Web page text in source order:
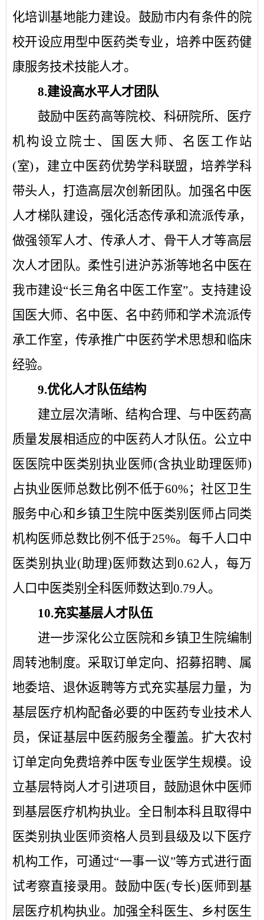
化培训基地能力建设。鼓励市内有条件的院
校开设应用型中医药类专业，培养中医药健
康服务技术技能人才。
8.建设高水平人才团队
鼓励中医药高等院校、科研院所、医疗
机构设立院士、国医大师、名医工作站
(室)，建立中医药优势学科联盟，培养学科
带头人，打造高层次创新团队。加强名中医
人才梯队建设，强化活态传承和流派传承，
做强领军人才、传承人才、骨干人才等高层
次人才团队。柔性引进沪苏浙等地名中医在
我市建设“长三角名中医工作室”。支持建设
国医大师、名中医、名中药师和学术流派传
承工作室，传承推广中医药学术思想和临床
经验。
9.优化人才队伍结构
建立层次清晰、结构合理、与中医药高
质量发展相适应的中医药人才队伍。公立中
医医院中医类别执业医师(含执业助理医师)
占执业医师总数比例不低于60%；社区卫生
服务中心和乡镇卫生院中医类别医师占同类
机构医师总数比例不低于25%。每千人口中
医类别执业(助理)医师数达到 0.62人，每万
人口中医类别全科医师数达到 0.79人。
10.充实基层人才队伍
进一步深化公立医院和乡镇卫生院编制
周转池制度。采取订单定向、招募招聘、属
地委培、退休返聘等方式充实基层力量，为
基层医疗机构配备必要的中医药专业技术人
员，保证基层中医药服务全覆盖。扩大农村
订单定向免费培养中医专业医学生规模。设
立基层特岗人才引进项目，鼓励退休中医师
到基层医疗机构执业。全日制本科且取得中
医类别执业医师资格人员到县级及以下医疗
机构工作，可通过“一事一议”等方式进行面
试考察直接录用。鼓励中医(专长)医师到基
层医疗机构执业。加强全科医生、乡村医生